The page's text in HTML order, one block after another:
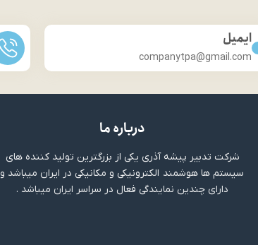
ایمیل
companytpa@gmail.com
درباره ما
شرکت تدبیر پیشه آذری یکی از بزرگترین تولید کننده های
سیستم ها هوشمند الکترونیکی و مکانیکی در ایران میباشد و
دارای چندین نمایندگی فعال در سراسر ایران میباشد .